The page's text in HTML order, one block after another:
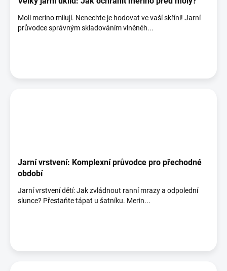
Moli merino milují. Nenechte je hodovat ve vaší skříni! Jarní
průvodce správným skladováním vlněnéh...
Jarní vrstvení: Komplexní průvodce pro přechodné
období
Jarní vrstvení dětí: Jak zvládnout ranní mrazy a odpolední
slunce? Přestaňte tápat u šatníku. Merin...